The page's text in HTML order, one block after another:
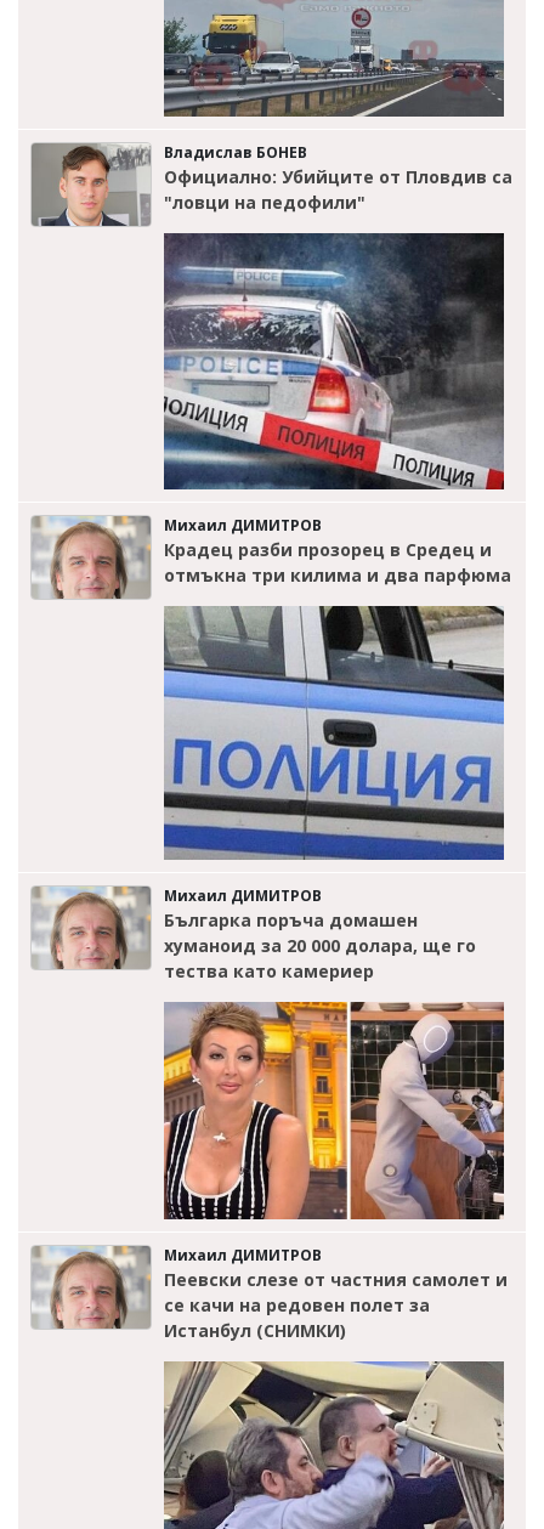
Владислав БОНЕВ
Официално: Убийците от Пловдив са
"ловци на педофили"
Михаил ДИМИТРОВ
Крадец разби прозорец в Средец и
отмъкна три килима и два парфюма
Михаил ДИМИТРОВ
Българка поръча домашен
хуманоид за 20 000 долара, ще го
тества като камериер
Михаил ДИМИТРОВ
Пеевски слезе от частния самолет и
се качи на редовен полет за
Истанбул (СНИМКИ)